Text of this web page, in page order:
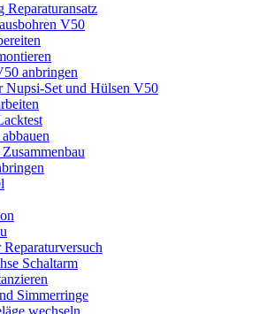
Reparaturansatz
V50
anbringen
Nupsi-Set und Hülsen V50
Schaltarm
Simmerringe
wechseln